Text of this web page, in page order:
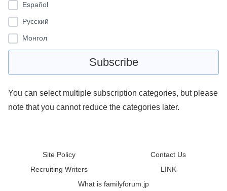
Español
Pусский
Монгол
You can select multiple subscription categories, but please
note that you cannot reduce the categories later.
Site Policy
Contact Us
Recruiting Writers
LINK
What is familyforum.jp